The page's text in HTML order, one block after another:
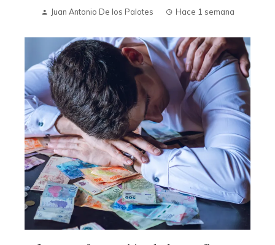
Juan Antonio De los Palotes Hace 1 semana